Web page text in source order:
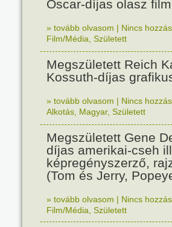
Oscar-díjas olasz
» tovább olvasom | Nincs
Film/Média Született
Megszületett Reich
Kossuth-díjas
» tovább olvasom | Nincs
Alkotás Magyar, Született
Megszületett Gene
díjas amerikai-cseh
képregényszerző,
(Tom és Jerry,
» tovább olvasom | Nincs
Film/Média Született